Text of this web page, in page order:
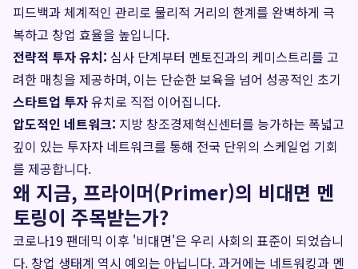
피드백과 체계적인 관리로 물리적 거리의 한계를 완벽하게 극
복하고 창업 효율을 높입니다.
전략적 투자 유치: 심사 단계부터 멘토진과의 케미스트리를 고
려한 매칭을 제공하며, 이는 단순한 보육을 넘어 성공적인 초기
스타트업 투자유치로 직접 이어집니다.
압도적인 네트워크: 지방 창조경제혁신센터를 능가하는 폭넓고
깊이 있는 투자자 네트워크를 통해 전국 단위의 스케일업 기회
를 제공합니다.
왜 지금, 프라이머(Primer)의 비대면 멘
토링이 주목받는가?
코로나19 팬데믹 이후 '비대면'은 우리 사회의 표준이 되었습니
다. 창업 생태계 역시 예외는 아닙니다. 과거에는 네트워킹과 멘